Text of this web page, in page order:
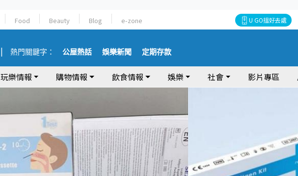
Food Beauty Blog e-zone U GO搵好去處
熱門關鍵字： 公屋熱話 娛樂新聞 定期存款
玩樂情報 購物情報 飲食情報 娛樂 社會 影片專區